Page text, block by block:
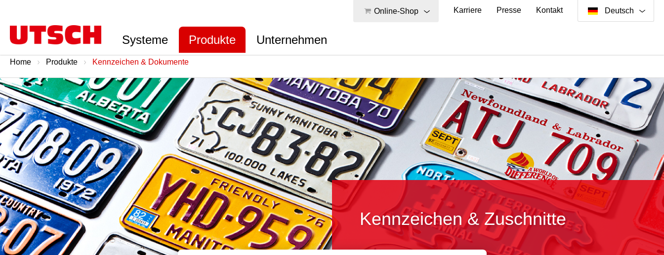
Online-Shop Karriere Presse Kontakt Deutsch
Systeme Produkte Unternehmen
Home Produkte Kennzeichen & Dokumente
Kennzeichen & Zuschnitte